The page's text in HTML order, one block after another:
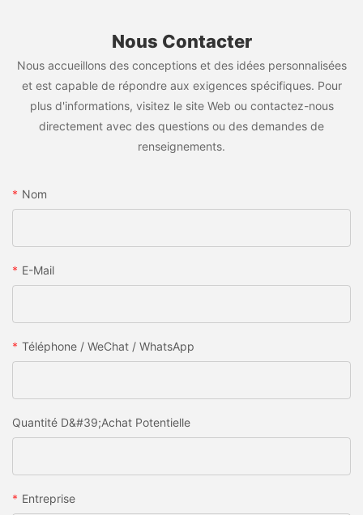
Nous Contacter
Nous accueillons des conceptions et des idées personnalisées
et est capable de répondre aux exigences spécifiques. Pour
plus d'informations, visitez le site Web ou contactez-nous
directement avec des questions ou des demandes de
renseignements.
Nom
E-Mail
Téléphone / WeChat / WhatsApp
Quantité D&#39;achat Potentielle
Entreprise